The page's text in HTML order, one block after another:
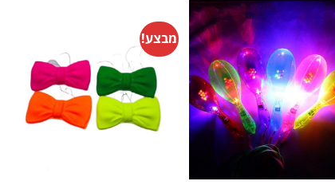
מבצע!